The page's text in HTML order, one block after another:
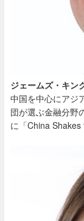
ジェームズ・キン
中国を中心にアジ
団が選ぶ金融分野
に「China Shakes